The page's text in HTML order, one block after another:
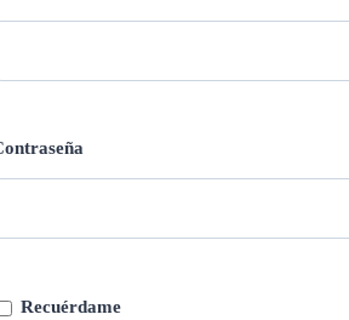
Recuérdame